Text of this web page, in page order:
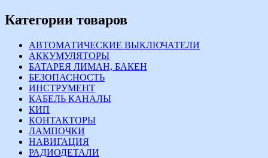
Категории товаров
АВТОМАТИЧЕСКИЕ ВЫКЛЮЧАТЕЛИ
АККУМУЛЯТОРЫ
БАТАРЕЯ ЛИМАН, БАКЕН
БЕЗОПАСНОСТЬ
ИНСТРУМЕНТ
КАБЕЛЬ КАНАЛЫ
КИП
КОНТАКТОРЫ
ЛАМПОЧКИ
НАВИГАЦИЯ
РАДИОДЕТАЛИ